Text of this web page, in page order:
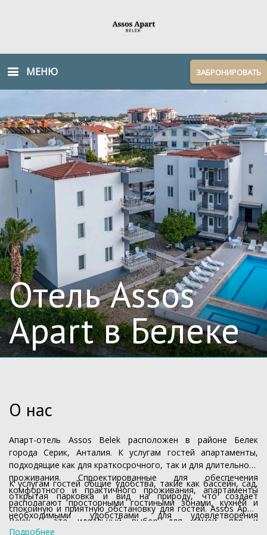
МЕНЮ ЗАБРОНИРОВАТЬ
Отель Assos
Apart в Белеке
О нас
Апарт-отель Assos Belek расположен в районе Белек
города Серик, Анталия. К услугам гостей апартаменты,
подходящие как для краткосрочного, так и для длительного
проживания. Спроектированные для обеспечения
комфортного и практичного проживания, апартаменты
располагают просторными гостиными зонами, кухней и
необходимыми удобствами для удовлетворения
повседневных потребностей. Благодаря центральному
К услугам гостей общие удобства, такие как бассейн, сад,
открытая парковка и вид на природу, что создает
спокойную и приятную обстановку для гостей. Assos Apart
Belek - это идеальный выбор для семей, пар и
Подробнее